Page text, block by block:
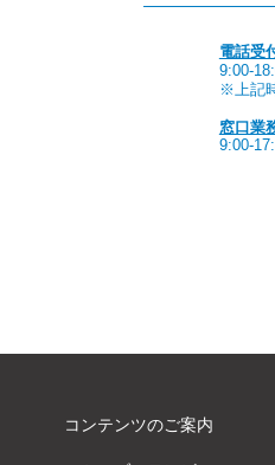
電話受
9:00-
※上記
窓口業
9:00-
コンテンツのご案内